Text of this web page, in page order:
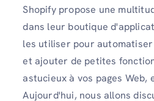
Shopify propose une
dans leur boutique
les utiliser pour
et ajouter de petites
astucieux à vos pages Web,
Aujourd'hui, nous allons